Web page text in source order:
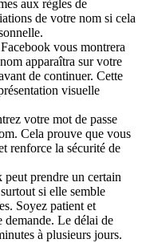
aux règles de
de votre nom si cela
vous montrera
apparaîtra sur votre
de continuer. Cette
visuelle
votre mot de passe
Cela prouve que vous
renforce la sécurité de
prendre un certain
si elle semble
Soyez patient et
demande. Le délai de
à plusieurs jours.